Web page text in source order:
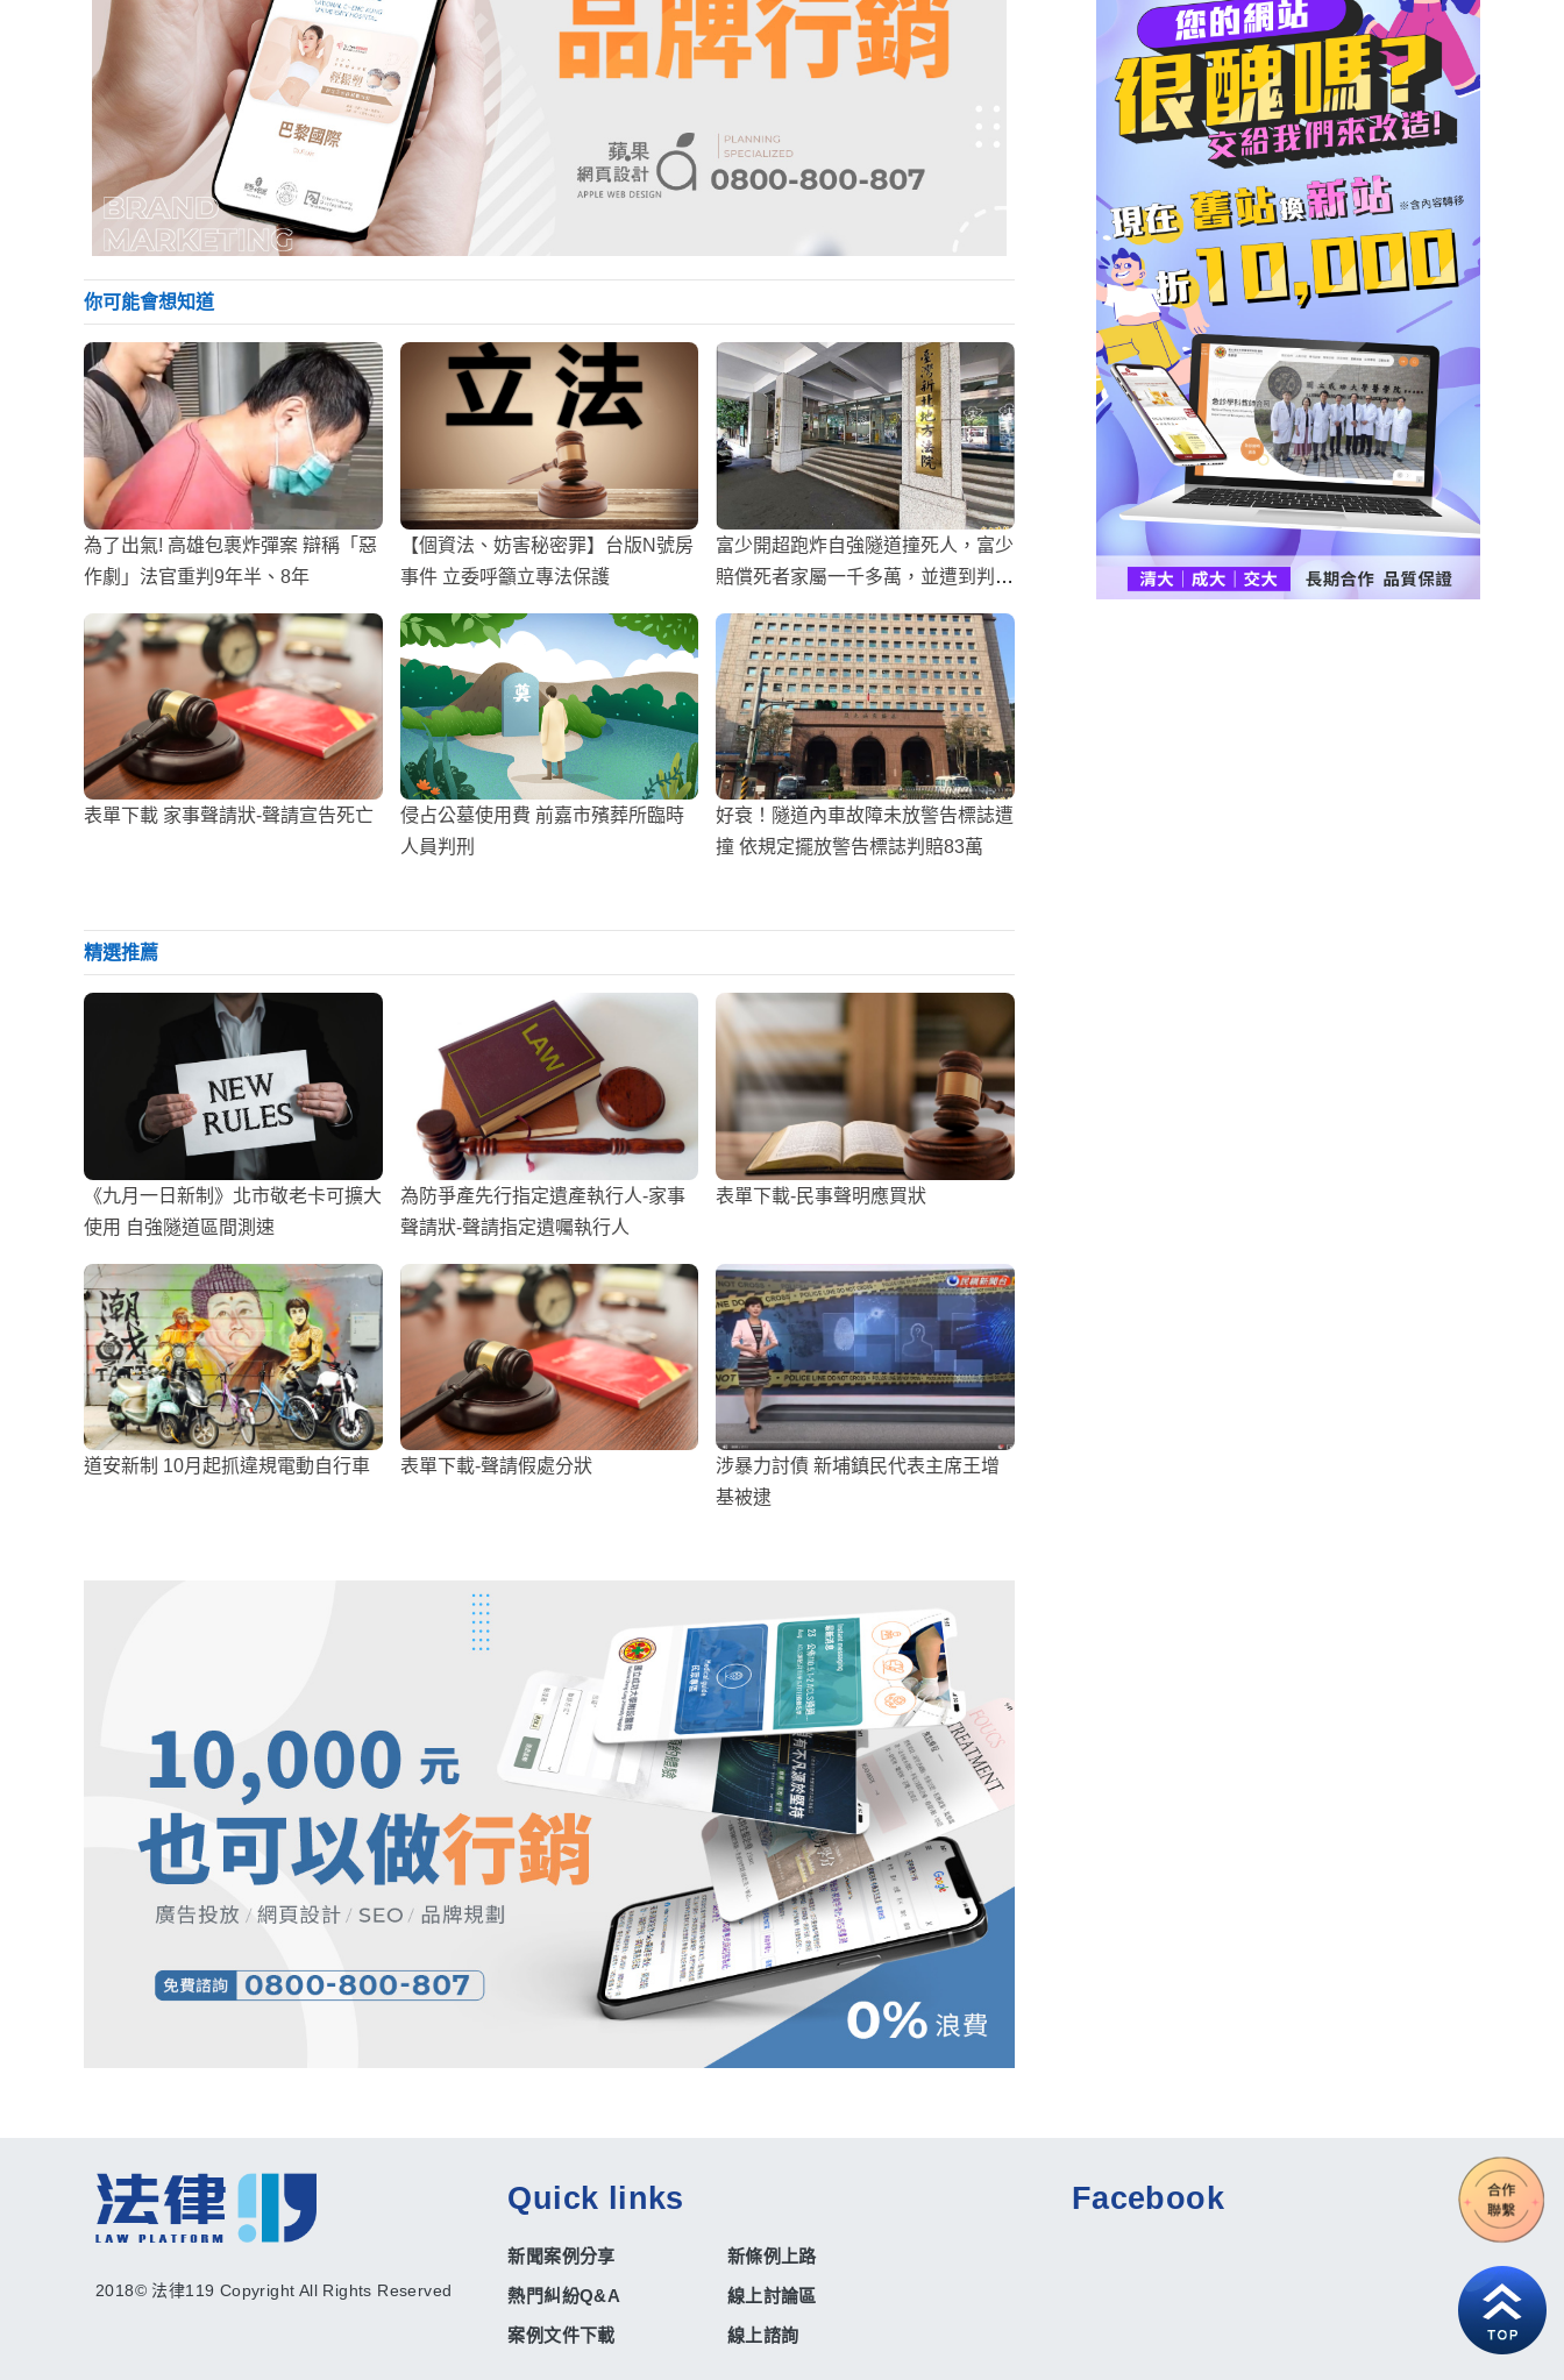
你可能會想知道
為了出氣! 高雄包裹炸彈案 辯稱「惡
作劇」法官重判9年半、8年
【個資法、妨害秘密罪】台版N號房
事件 立委呼籲立專法保護
富少開超跑炸自強隧道撞死人，富少
賠償死者家屬一千多萬，並遭到判刑
表單下載 家事聲請狀-聲請宣告死亡
侵占公墓使用費 前嘉市殯葬所臨時
人員判刑
好衰！隧道內車故障未放警告標誌遭
撞 依規定擺放警告標誌判賠83萬
精選推薦
《九月一日新制》北市敬老卡可擴大
使用 自強隧道區間測速
為防爭產先行指定遺產執行人-家事
聲請狀-聲請指定遺囑執行人
表單下載-民事聲明應買狀
道安新制 10月起抓違規電動自行車 表單下載-聲請假處分狀
涉暴力討債 新埔鎮民代表主席王增
基被逮
2018© 法律119 Copyright All Rights Reserved
Quick links
新聞案例分享
新條例上路
熱門糾紛Q&A
線上討論區
案例文件下載
線上諮詢
Facebook